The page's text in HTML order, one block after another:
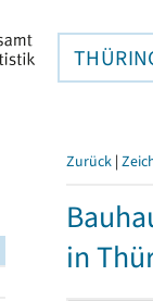
Zurück |
in